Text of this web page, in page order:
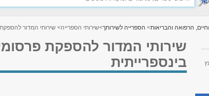
הרפואה והבריאות> הספרייה לשירותך>שירותי הספרייה> שירותי המדור
שירותי המדור להספקת
בינספרייתית